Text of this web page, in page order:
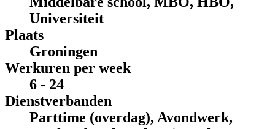
Universiteit
Plaats
Groningen
Werkuren per week
6 - 24
Dienstverbanden
Parttime (overdag), Avondwerk,